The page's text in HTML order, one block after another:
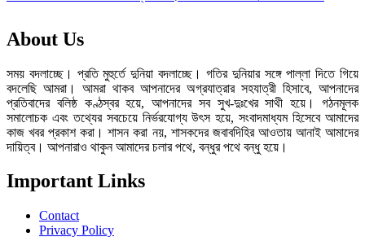
About Us
সময় বদলাচ্ছে। প্রতি মুহুর্তে দুনিয়া বদলাচ্ছে। গতির দুনিয়ার সঙ্গে পাল্লা দিতে গিয়ে
বদলেছি আমরা। আমরা থাকব আপনাদের অগ্রযাত্রার সহযাত্রী হিসাবে, আপনাদের
প্রতিবাদের বলিষ্ঠ কণ্ঠস্বর হয়ে, আপনাদের সব সুখ-দুঃখের সাথী হয়ে। গঠনমূলক
সমালোচক এবং তথ্যের সবচেয়ে নির্ভরযোগ্য উ‍ৎস হয়ে, সংবাদমাধ্যম হিসেবে আমাদের
কাজ খবর প্রকাশ করা। শাসন করা নয়, শাসকদের জবাবদিহির আওতায় আনাই আমাদের
দায়িত্ব। আপনারাও থাকুন আমাদের চলার পথে, বন্ধুর পথে বন্ধু হয়ে।
Important Links
Contact
Privacy Policy